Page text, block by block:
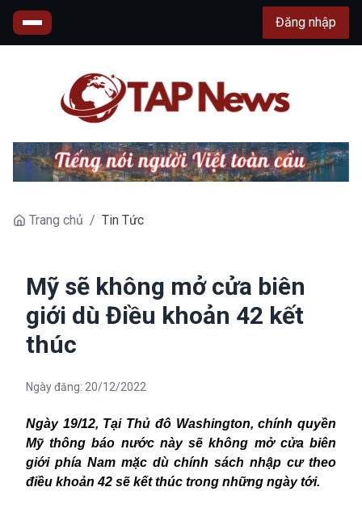
Đăng nhập
Trang chủ / Tin Tức
Mỹ sẽ không mở cửa biên
giới dù Điều khoản 42 kết
thúc
Ngày đăng: 20/12/2022
Ngày 19/12, Tại Thủ đô Washington,chính quyền
Mỹ thông báo nước này sẽ không mở cửa biên
giới phía Nam mặc dù chính sách nhập cư theo
điều khoản 42 sẽ kết thúc trong những ngày tới.